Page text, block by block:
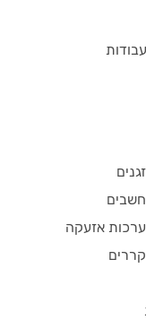
אזעקה